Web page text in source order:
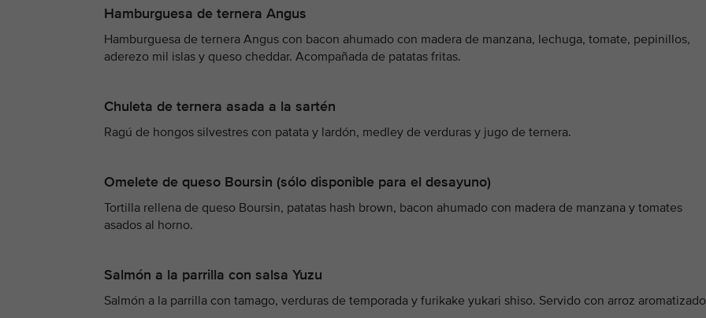
Hamburguesa de ternera Angus
Hamburguesa de ternera Angus con bacon ahumado con madera de manzana, lechuga, tomate, pepinillos,
aderezo mil islas y queso cheddar. Acompañada de patatas fritas.
Chuleta de ternera asada a la sartén
Ragú de hongos silvestres con patata y lardón, medley de verduras y jugo de ternera.
Omelete de queso Boursin (sólo disponible para el desayuno)
Tortilla rellena de queso Boursin, patatas hash brown, bacon ahumado con madera de manzana y tomates
asados al horno.
Salmón a la parrilla con salsa Yuzu
Salmón a la parrilla con tamago, verduras de temporada y furikake yukari shiso. Servido con arroz